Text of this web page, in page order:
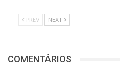
PREV NEXT
COMENTÁRIOS